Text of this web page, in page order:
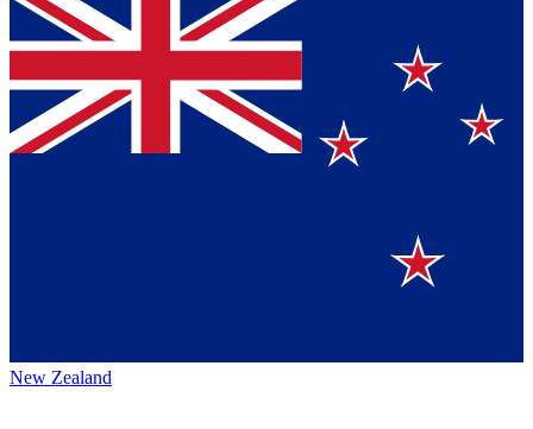
New Zealand